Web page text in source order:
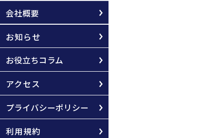
会社概要
お知らせ
お役立ちコラム
アクセス
プライバシーポリシー
利用規約